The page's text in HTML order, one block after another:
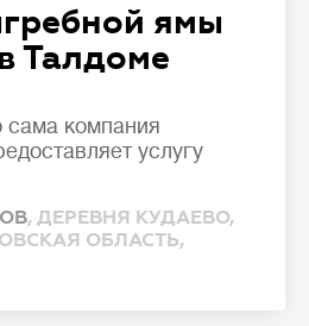
ямы
Талдоме
сама компания
услугу
, ДЕРЕВНЯ КУДАЕВО,
ОБЛАСТЬ,